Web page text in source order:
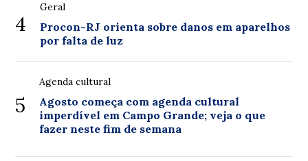
4
Geral
Procon-RJ orienta sobre danos em aparelhos
por falta de luz
5
Agenda cultural
Agosto começa com agenda cultural
imperdível em Campo Grande; veja o que
fazer neste fim de semana